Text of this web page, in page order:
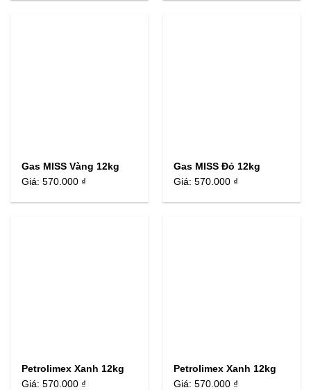
Gas MISS Vàng 12kg
Giá:570.000 ₫
Gas MISS Đỏ 12kg
Giá:570.000 ₫
Petrolimex Xanh 12kg
Giá:570.000 ₫
Petrolimex Xanh 12kg
Giá:570.000 ₫